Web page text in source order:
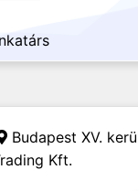
Budapest XV.
Kft.